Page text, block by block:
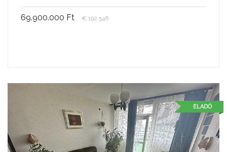
69.900.000 Ft € 192.546
ELADÓ